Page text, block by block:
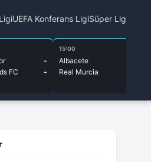
UEFA Konferans LigiSüper Lig
-
FC
-
15:00
Albacete
Real Murcia